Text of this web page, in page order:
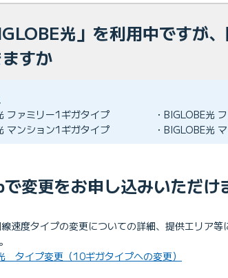
光」を利用中ですが
すか
ファミリー1ギガタイプ
・BIGLOBE光
マンション1ギガタイプ
・BIGLOBE光
変更をお申し込みいただけ
速度タイプの変更についての詳細、提供エリア
タイプ変更（10ギガタイプへの変更）